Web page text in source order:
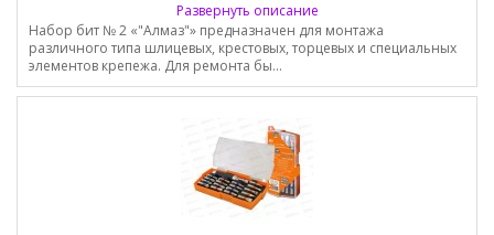
Развернуть описание
Набор бит № 2 «"Алмаз"» предназначен для монтажа
различного типа шлицевых, крестовых, торцевых и специальных
элементов крепежа. Для ремонта бы...